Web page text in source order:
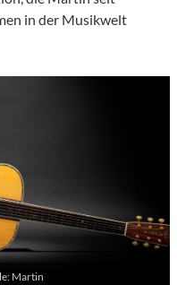
in der Musikwelt
Martin